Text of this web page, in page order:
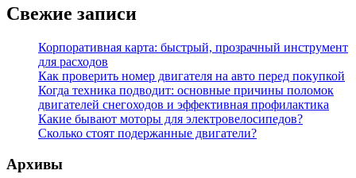
Свежие записи
Корпоративная карта: быстрый, прозрачный инструмент
для расходов
Как проверить номер двигателя на авто перед покупкой
Когда техника подводит: основные причины поломок
двигателей снегоходов и эффективная профилактика
Какие бывают моторы для электровелосипедов?
Сколько стоят подержанные двигатели?
Архивы